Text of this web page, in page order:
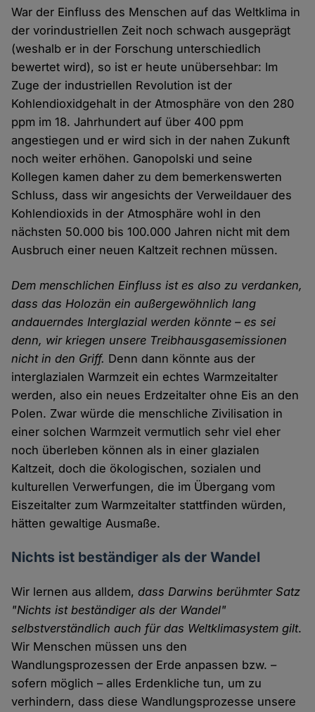
War der Einfluss des Menschen auf das Weltklima in
der vorindustriellen Zeit noch schwach ausgeprägt
(weshalb er in der Forschung unterschiedlich
bewertet wird), so ist er heute unübersehbar: Im
Zuge der industriellen Revolution ist der
Kohlendioxidgehalt in der Atmosphäre von den 280
ppm im 18. Jahrhundert auf über 400 ppm
angestiegen und er wird sich in der nahen Zukunft
noch weiter erhöhen. Ganopolski und seine
Kollegen kamen daher zu dem bemerkenswerten
Schluss, dass wir angesichts der Verweildauer des
Kohlendioxids in der Atmosphäre wohl in den
nächsten 50.000 bis 100.000 Jahren nicht mit dem
Ausbruch einer neuen Kaltzeit rechnen müssen.
Dem menschlichen Einfluss ist es also zu verdanken,
dass das Holozän ein außergewöhnlich lang
andauerndes Interglazial werden könnte – es sei
denn, wir kriegen unsere Treibhausgasemissionen
nicht in den Griff. Denn dann könnte aus der
interglazialen Warmzeit ein echtes Warmzeitalter
werden, also ein neues Erdzeitalter ohne Eis an den
Polen. Zwar würde die menschliche Zivilisation in
einer solchen Warmzeit vermutlich sehr viel eher
noch überleben können als in einer glazialen
Kaltzeit, doch die ökologischen, sozialen und
kulturellen Verwerfungen, die im Übergang vom
Eiszeitalter zum Warmzeitalter stattfinden würden,
hätten gewaltige Ausmaße.
Nichts ist beständiger als der Wandel
Wir lernen aus alldem,dass Darwins berühmter Satz
"Nichts ist beständiger als der Wandel"
selbstverständlich auch für das Weltklimasystem gilt.
Wir Menschen müssen uns den
Wandlungsprozessen der Erde anpassen bzw. –
sofern möglich – alles Erdenkliche tun, um zu
verhindern, dass diese Wandlungsprozesse unsere